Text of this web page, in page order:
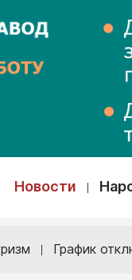
Новости
График